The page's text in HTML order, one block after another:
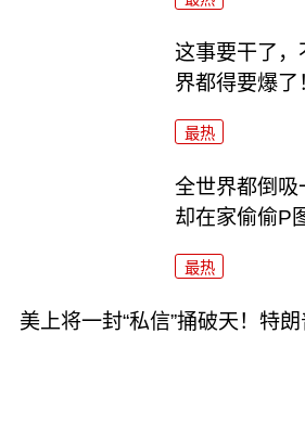
这事要干了
界都得要爆了
最热
全世界都倒
却在家偷偷P
最热
美上将一封“私信”捅破天！特